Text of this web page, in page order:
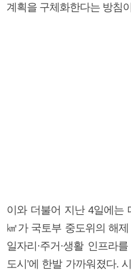
계획을 구체화한다는 방침
이와 더불어 지난 4일에는
㎢가 국토부 중도위의 해
일자리·주거·생활 인프라
도시’에 한발 가까워졌다.